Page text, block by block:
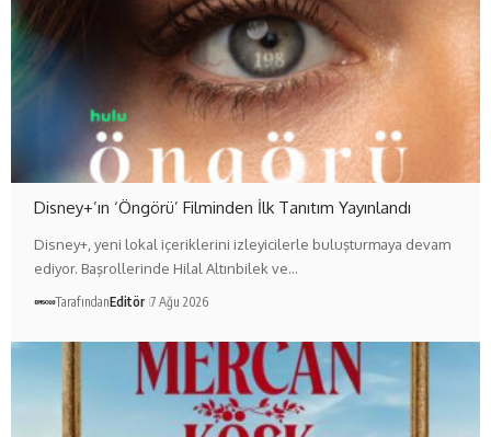
Disney+’ın ‘Öngörü’ Filminden İlk Tanıtım Yayınlandı
Disney+, yeni lokal içeriklerini izleyicilerle buluşturmaya devam
ediyor. Başrollerinde Hilal Altınbilek ve…
TarafındanEditör 7 Ağu 2026